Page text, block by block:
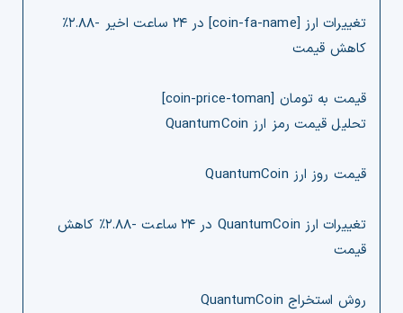
تغییرات ارز [coin-fa-name] در ۲۴ ساعت اخیر -۲.۸۸%
کاهش قیمت
قیمت به تومان [coin-price-toman]
تحلیل قیمت رمز ارز QuantumCoin
قیمت روز ارز QuantumCoin
تغییرات ارز QuantumCoin در ۲۴ ساعت -۲.۸۸% کاهش
قیمت
روش استخراج QuantumCoin